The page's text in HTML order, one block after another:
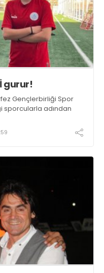
gurur!
Gençlerbirliği Spor
sporcularla adından